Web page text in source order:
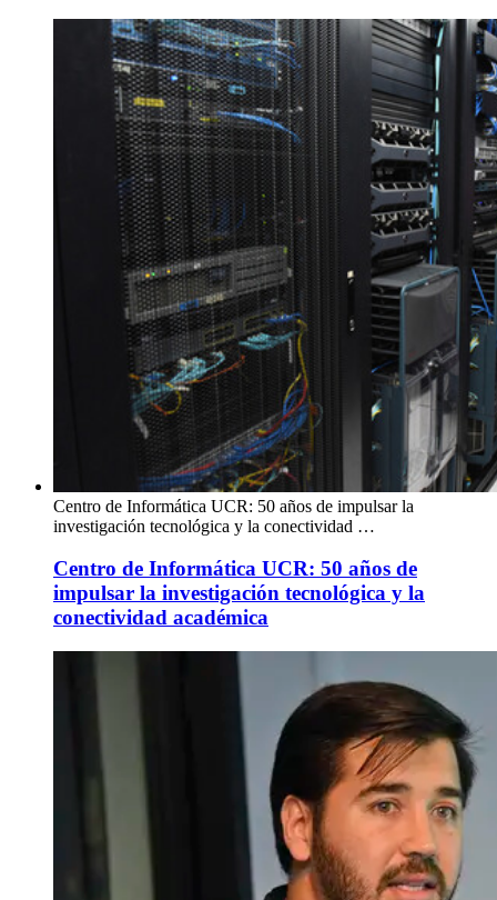
Centro de Informática UCR: 50 años de impulsar la
investigación tecnológica y la conectividad …
Centro de Informática UCR: 50 años de
impulsar la investigación tecnológica y la
conectividad académica